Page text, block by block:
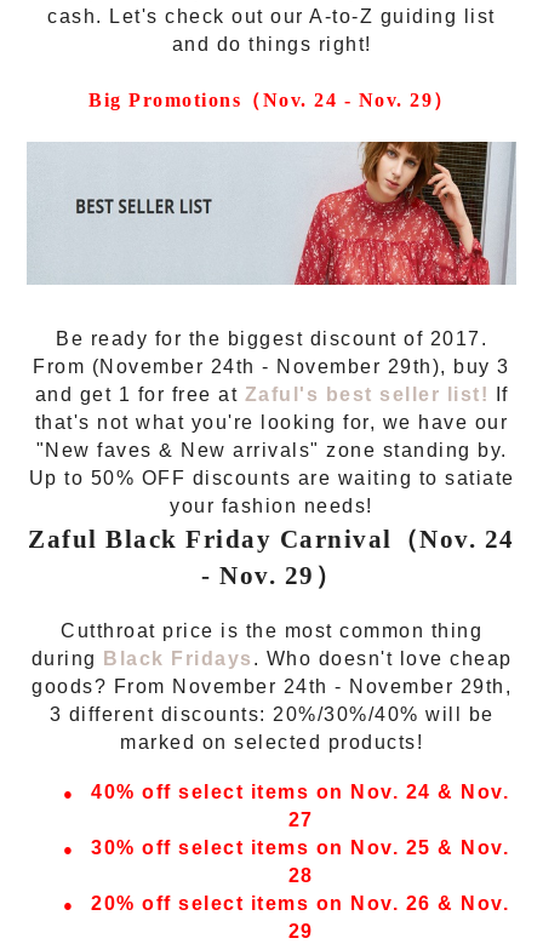
cash. Let's check out our A-to-Z guiding list
and do things right!
Big Promotions （Nov. 24 - Nov. 29）
Be ready for the biggest discount of 2017.
From (November 24th - November 29th), buy 3
and get 1 for free at Zaful's best seller list!
If
that's not what you're looking for, we have our
"New faves & New arrivals" zone standing by.
Up to 50% OFF discounts are waiting to satiate
your fashion needs!
Zaful Black Friday Carnival （Nov. 24
- Nov. 29 ）
Cutthroat price is the most common thing
during
Black Fridays . Who doesn't love cheap
goods? From November 24th - November 29th,
3 different discounts: 20%/30%/40% will be
marked on selected products!
●
40% off select items on Nov. 24 & Nov.
27
●
30% off select items on Nov. 25 & Nov.
28
●
20% off select items on Nov. 26 & Nov.
29